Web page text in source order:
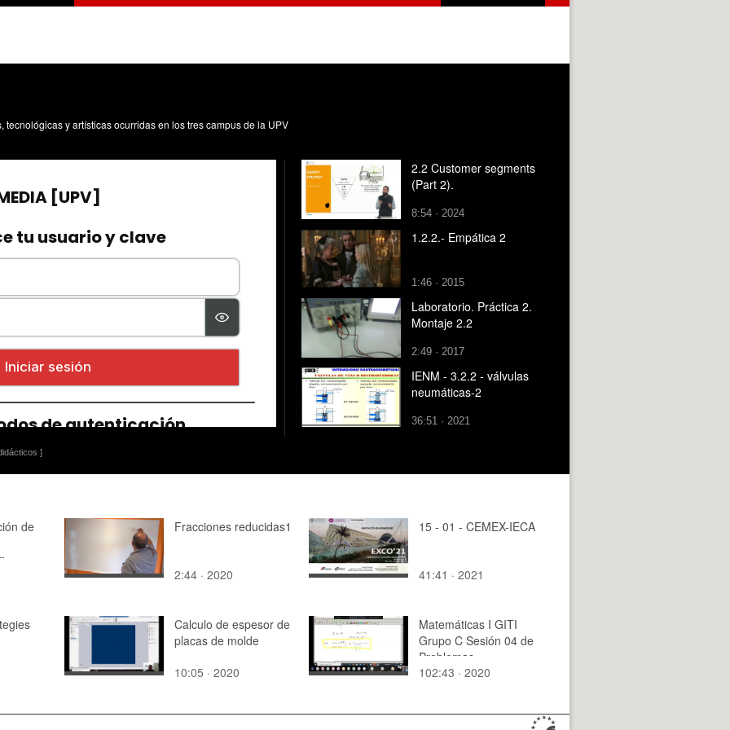
y artísticas ocurridas en los tres campus de la UPV
]
2.2 Customer segments
(Part 2).
8:54 · 2024
1.2.2.- Empática 2
1:46 · 2015
Laboratorio. Práctica 2.
Montaje 2.2
2:49 · 2017
IENM - 3.2.2 - válvulas
neumáticas-2
36:51 · 2021
de
Fracciones reducidas1
2:44 · 2020
15 - 01 - CEMEX-IECA
41:41 · 2021
Calculo de espesor de
placas de molde
10:05 · 2020
Matemáticas I GITI
Grupo C Sesión 04 de
Problemas
102:43 · 2020